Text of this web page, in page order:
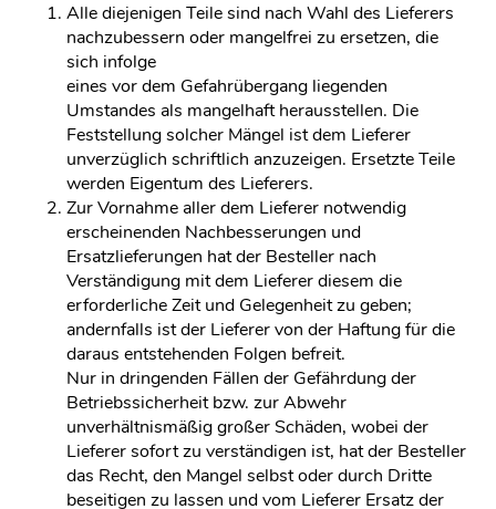
Alle diejenigen Teile sind nach Wahl des Lieferers
nachzubessern oder mangelfrei zu ersetzen, die
sich infolge
eines vor dem Gefahrübergang liegenden
Umstandes als mangelhaft herausstellen. Die
Feststellung solcher Mängel ist dem Lieferer
unverzüglich schriftlich anzuzeigen. Ersetzte Teile
werden Eigentum des Lieferers.
Zur Vornahme aller dem Lieferer notwendig
erscheinenden Nachbesserungen und
Ersatzlieferungen hat der Besteller nach
Verständigung mit dem Lieferer diesem die
erforderliche Zeit und Gelegenheit zu geben;
andernfalls ist der Lieferer von der Haftung für die
daraus entstehenden Folgen befreit.
Nur in dringenden Fällen der Gefährdung der
Betriebssicherheit bzw. zur Abwehr
unverhältnismäßig großer Schäden, wobei der
Lieferer sofort zu verständigen ist, hat der Besteller
das Recht, den Mangel selbst oder durch Dritte
beseitigen zu lassen und vom Lieferer Ersatz der